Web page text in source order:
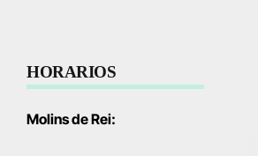
HORARIOS
Molins de Rei: